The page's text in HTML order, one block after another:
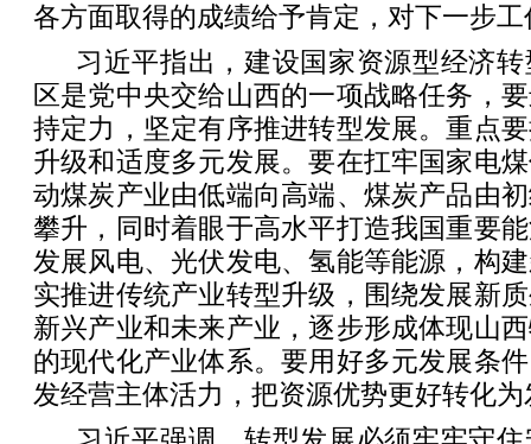
各方面取得的成绩给予肯定，对下一步
习近平指出，建设国家资源型经济
区是党中央交给山西的一项战略任务，
持定力，坚定有序推进转型发展。重点
升级和适度多元发展。要在扛牢国家电
动煤炭产业由低端向高端、煤炭产品由
攀升，同时着眼于高水平打造我国重要
发展风电、光伏发电、氢能等能源，构
实推进传统产业转型升级，围绕发展新
新兴产业和未来产业，逐步形成体现山
的现代化产业体系。要用好多元发展条
发经营主体活力，把资源优势更好转化